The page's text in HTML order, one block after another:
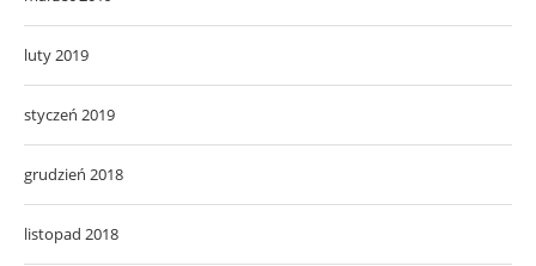
luty 2019
styczeń 2019
grudzień 2018
listopad 2018